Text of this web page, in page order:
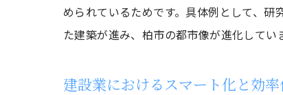
められているためです。具体例として、
た建築が進み、柏市の都市像が進化してい
建設業におけるスマート化と効